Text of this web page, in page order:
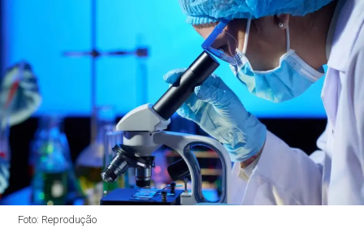
Foto: Reprodução